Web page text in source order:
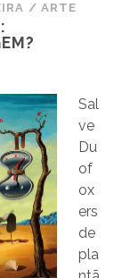
/ ARTE
Sal
ve
Du
of
ox
ers
de
pla